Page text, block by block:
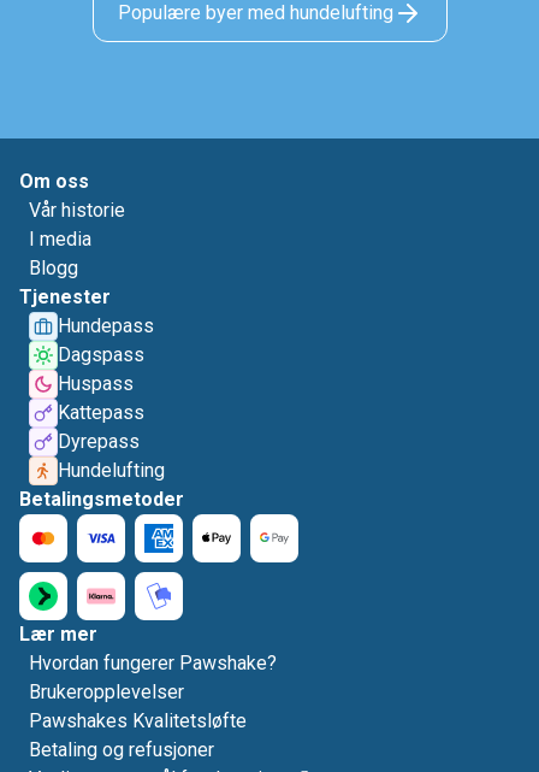
Populære byer med hundelufting
Om oss
Vår historie
I media
Blogg
Tjenester
Hundepass
Dagspass
Huspass
Kattepass
Dyrepass
Hundelufting
Betalingsmetoder
Lær mer
Hvordan fungerer Pawshake?
Brukeropplevelser
Pawshakes Kvalitetsløfte
Betaling og refusjoner